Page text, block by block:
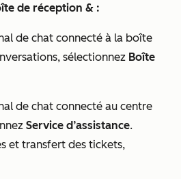
de réception & :
de chat connecté à la boîte
sélectionnez Boîte
de chat connecté au centre
Service d’assistance.
et transfert des tickets,